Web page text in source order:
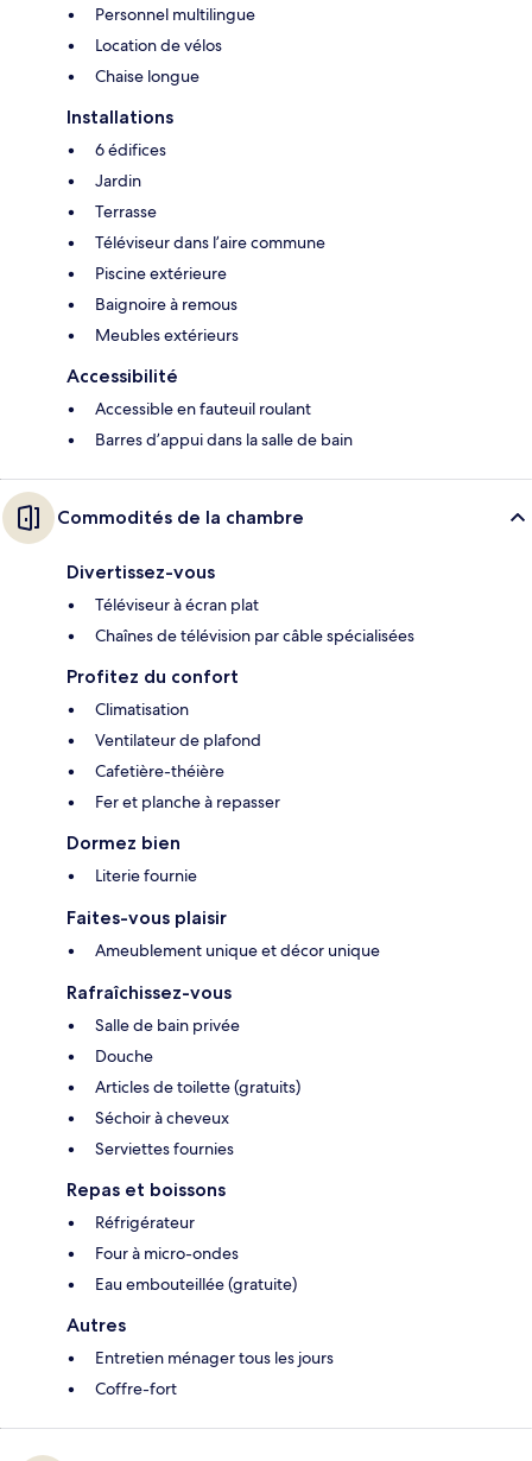
Personnel multilingue
Location de vélos
Chaise longue
Installations
6 édifices
Jardin
Terrasse
Téléviseur dans l’aire commune
Piscine extérieure
Baignoire à remous
Meubles extérieurs
Accessibilité
Accessible en fauteuil roulant
Barres d’appui dans la salle de bain
Commodités de la chambre
Divertissez-vous
Téléviseur à écran plat
Chaînes de télévision par câble spécialisées
Profitez du confort
Climatisation
Ventilateur de plafond
Cafetière-théière
Fer et planche à repasser
Dormez bien
Literie fournie
Faites-vous plaisir
Ameublement unique et décor unique
Rafraîchissez-vous
Salle de bain privée
Douche
Articles de toilette (gratuits)
Séchoir à cheveux
Serviettes fournies
Repas et boissons
Réfrigérateur
Four à micro-ondes
Eau embouteillée (gratuite)
Autres
Entretien ménager tous les jours
Coffre-fort